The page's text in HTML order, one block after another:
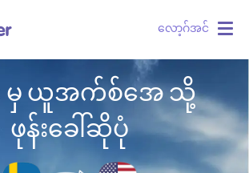
လော့ဂ်အင်
မှ ယူအက်စ်အေ သို့
ဖုန်းခေါ်ဆိုပုံ